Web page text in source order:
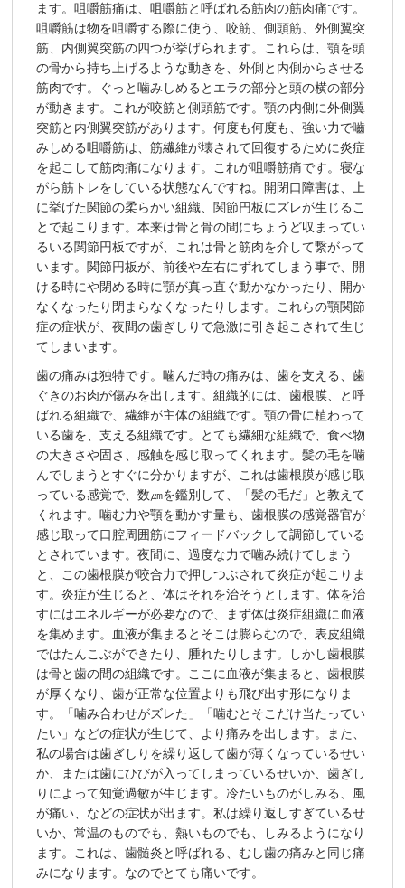
ます。咀嚼筋痛は、咀嚼筋と呼ばれる筋肉の筋肉痛です。
咀嚼筋は物を咀嚼する際に使う、咬筋、側頭筋、外側翼突
筋、内側翼突筋の四つが挙げられます。これらは、顎を頭
の骨から持ち上げるような動きを、外側と内側からさせる
筋肉です。ぐっと噛みしめるとエラの部分と頭の横の部分
が動きます。これが咬筋と側頭筋です。顎の内側に外側翼
突筋と内側翼突筋があります。何度も何度も、強い力で嚙
みしめる咀嚼筋は、筋繊維が壊されて回復するために炎症
を起こして筋肉痛になります。これが咀嚼筋痛です。寝な
がら筋トレをしている状態なんですね。開閉口障害は、上
に挙げた関節の柔らかい組織、関節円板にズレが生じるこ
とで起こります。本来は骨と骨の間にちょうど収まってい
るいる関節円板ですが、これは骨と筋肉を介して繋がって
います。関節円板が、前後や左右にずれてしまう事で、開
ける時にや閉める時に顎が真っ直ぐ動かなかったり、開か
なくなったり閉まらなくなったりします。これらの顎関節
症の症状が、夜間の歯ぎしりで急激に引き起こされて生じ
てしまいます。
歯の痛みは独特です。噛んだ時の痛みは、歯を支える、歯
ぐきのお肉が傷みを出します。組織的には、歯根膜、と呼
ばれる組織で、繊維が主体の組織です。顎の骨に植わって
いる歯を、支える組織です。とても繊細な組織で、食べ物
の大きさや固さ、感触を感じ取ってくれます。髪の毛を噛
んでしまうとすぐに分かりますが、これは歯根膜が感じ取
っている感覚で、数㎛を鑑別して、「髪の毛だ」と教えて
くれます。噛む力や顎を動かす量も、歯根膜の感覚器官が
感じ取って口腔周囲筋にフィードバックして調節している
とされています。夜間に、過度な力で噛み続けてしまう
と、この歯根膜が咬合力で押しつぶされて炎症が起こりま
す。炎症が生じると、体はそれを治そうとします。体を治
すにはエネルギーが必要なので、まず体は炎症組織に血液
を集めます。血液が集まるとそこは膨らむので、表皮組織
ではたんこぶができたり、腫れたりします。しかし歯根膜
は骨と歯の間の組織です。ここに血液が集まると、歯根膜
が厚くなり、歯が正常な位置よりも飛び出す形になりま
す。「噛み合わせがズレた」「噛むとそこだけ当たってい
たい」などの症状が生じて、より痛みを出します。また、
私の場合は歯ぎしりを繰り返して歯が薄くなっているせい
か、または歯にひびが入ってしまっているせいか、歯ぎし
りによって知覚過敏が生じます。冷たいものがしみる、風
が痛い、などの症状が出ます。私は繰り返しすぎているせ
いか、常温のものでも、熱いものでも、しみるようになり
ます。これは、歯髄炎と呼ばれる、むし歯の痛みと同じ痛
みになります。なのでとても痛いです。